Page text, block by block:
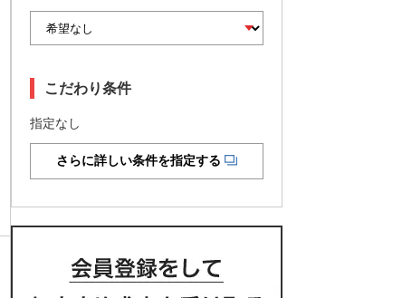
こだわり条件
指定なし
さらに詳しい条件を指定する